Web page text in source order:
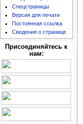
Спецстраницы
Версия для печати
Постоянная ссылка
Сведения о странице
Присоединяйтесь к
нам: